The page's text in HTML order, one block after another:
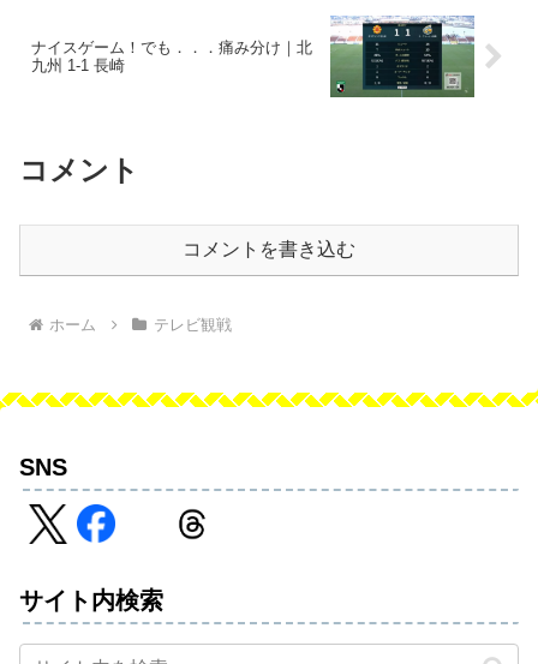
ナイスゲーム！でも．．．痛み分け｜北
九州 1-1 長崎
コメント
コメントを書き込む
ホーム テレビ観戦
SNS
サイト内検索